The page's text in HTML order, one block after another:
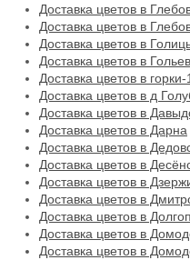
Доставка цветов в
Доставка цветов в
Доставка цветов в
Доставка цветов в
Доставка цветов в горки-
Доставка цветов в д
Доставка цветов в
Доставка цветов в Дарна
Доставка цветов в
Доставка цветов в
Доставка цветов в
Доставка цветов в
Доставка цветов в
Доставка цветов в
Доставка цветов в